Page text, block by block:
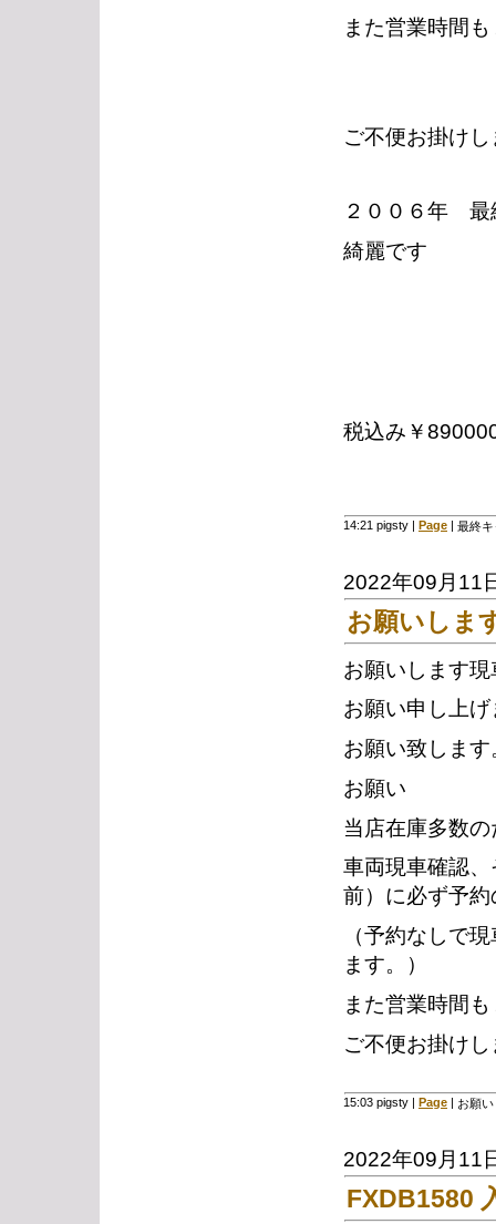
また営業時間
ご不便お掛け
２００６年
綺麗です
税込み￥
14:21 pigsty | Page | 最終
2022年09月11
お願いしま
お願いします
お願い申し上げ
お願い致します
お願い
当店在庫多数
車両現車確認
前）に必ず予
（予約なしで
ます。）
また営業時間
ご不便お掛け
15:03 pigsty | Page | お願
2022年09月11
FXDB1580